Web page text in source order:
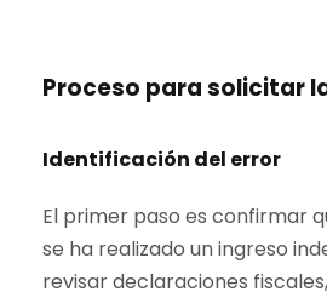
Proceso para solicitar
Identificación del error
El primer paso es confirmar
se ha realizado un ingreso
revisar declaraciones